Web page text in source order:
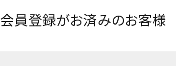
会員登録がお済みのお客様